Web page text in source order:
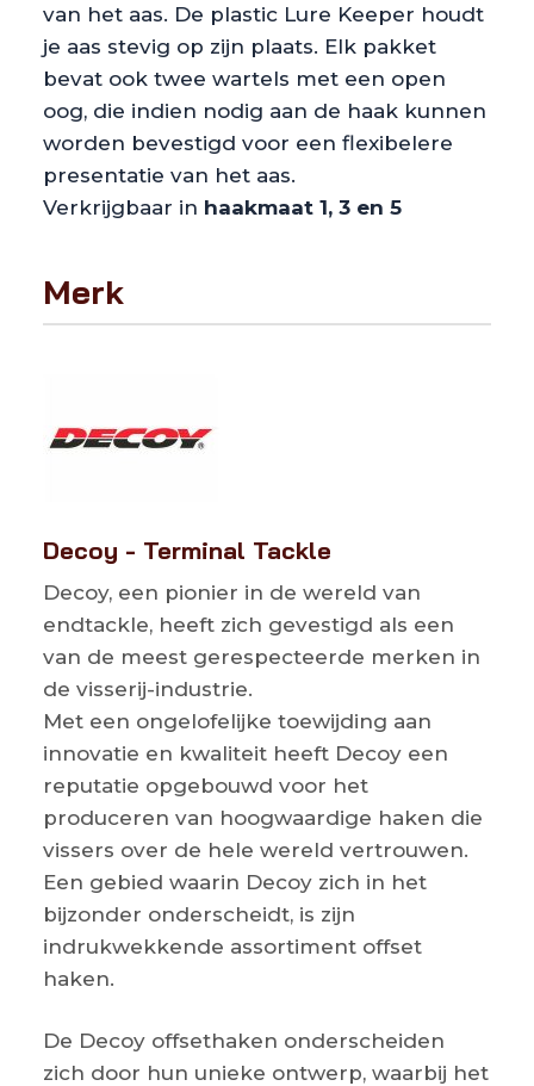
van het aas. De plastic Lure Keeper houdt
je aas stevig op zijn plaats. Elk pakket
bevat ook twee wartels met een open
oog, die indien nodig aan de haak kunnen
worden bevestigd voor een flexibelere
presentatie van het aas.
Verkrijgbaar in haakmaat 1, 3 en 5
Merk
Decoy - Terminal Tackle
Decoy, een pionier in de wereld van
endtackle, heeft zich gevestigd als een
van de meest gerespecteerde merken in
de visserij-industrie.
Met een ongelofelijke toewijding aan
innovatie en kwaliteit heeft Decoy een
reputatie opgebouwd voor het
produceren van hoogwaardige haken die
vissers over de hele wereld vertrouwen.
Een gebied waarin Decoy zich in het
bijzonder onderscheidt, is zijn
indrukwekkende assortiment offset
haken.
De Decoy offsethaken onderscheiden
zich door hun unieke ontwerp, waarbij het